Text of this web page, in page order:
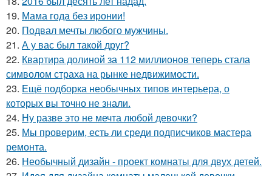
19. Мама года без иронии!
20. Подвал мечты любого мужчины.
21. А у вас был такой друг?
22. Квартира долиной за 112 миллионов теперь стала
символом страха на рынке недвижимости.
23. Ещё подборка необычных типов интерьера, о
которых вы точно не знали.
24. Ну разве это не мечта любой девочки?
25. Мы проверим, есть ли среди подписчиков мастера
ремонта.
26. Необычный дизайн - проект комнаты для двух детей.